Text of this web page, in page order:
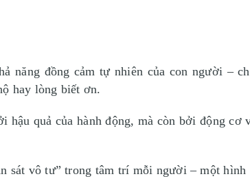
năng đồng cảm tự nhiên của con người –
hay lòng biết ơn.
hậu quả của hành động, mà còn bởi động
sát vô tư” trong tâm trí mỗi người – một